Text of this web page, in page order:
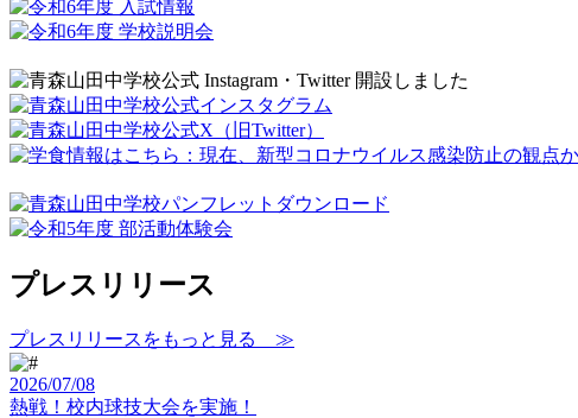
プレスリリース
プレスリリースをもっと見る ≫
2026/07/08
熱戦！校内球技大会を実施！